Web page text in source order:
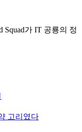
Squad가 IT 공룡의 정
고리였다